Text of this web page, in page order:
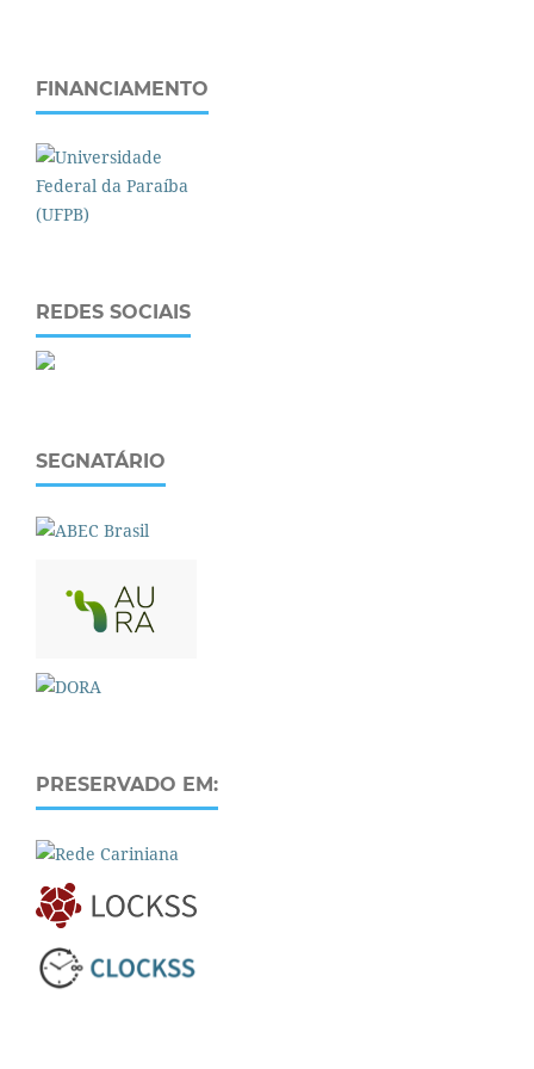
FINANCIAMENTO
REDES SOCIAIS
SEGNATÁRIO
PRESERVADO EM: